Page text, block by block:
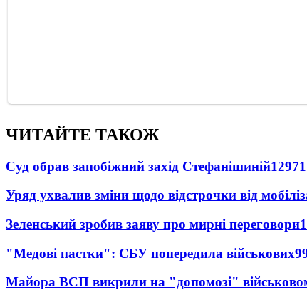
ЧИТАЙТЕ ТАКОЖ
Суд обрав запобіжний захід Стефанішиній12971
Уряд ухвалив зміни щодо відстрочки від
Зеленський зробив заяву про мирні переговори
"Медові пастки": СБУ попередила військових
Майора ВСП викрили на "допомозі"